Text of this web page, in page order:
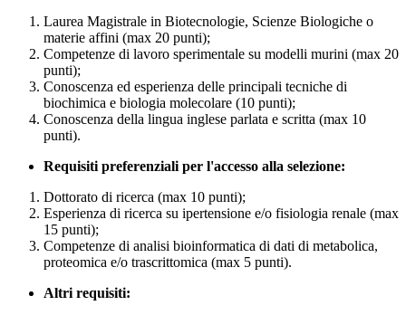
Laurea Magistrale in Biotecnologie, Scienze Biologiche o
materie affini (max 20 punti);
Competenze di lavoro sperimentale su modelli murini (max 20
punti);
Conoscenza ed esperienza delle principali tecniche di
biochimica e biologia molecolare (10 punti);
Conoscenza della lingua inglese parlata e scritta (max 10
punti).
Requisiti preferenziali per l'accesso alla selezione:
Dottorato di ricerca (max 10 punti);
Esperienza di ricerca su ipertensione e/o fisiologia renale (max
15 punti);
Competenze di analisi bioinformatica di dati di metabolica,
proteomica e/o trascrittomica (max 5 punti).
Altri requisiti: